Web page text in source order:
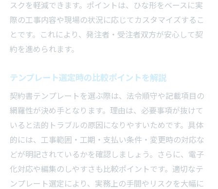
スクを軽減できます。ポイントは、ひな形をベースに実
際の工事内容や現場の状況に応じてカスタマイズするこ
とです。これにより、発注者・受注者双方が安心して契
約を進められます。
テンプレート選定時の比較ポイントを解説
契約書テンプレートを選ぶ際は、法令順守や記載項目の
網羅性が決め手となります。理由は、必要事項が抜けて
いると法的トラブルの原因になりやすいためです。具体
的には、工事範囲・工期・支払い条件・変更時の対応な
どが明記されているかを確認しましょう。さらに、電子
化対応や編集のしやすさも比較ポイントです。適切なテ
ンプレート選定により、実務上の手間やリスクを大幅に